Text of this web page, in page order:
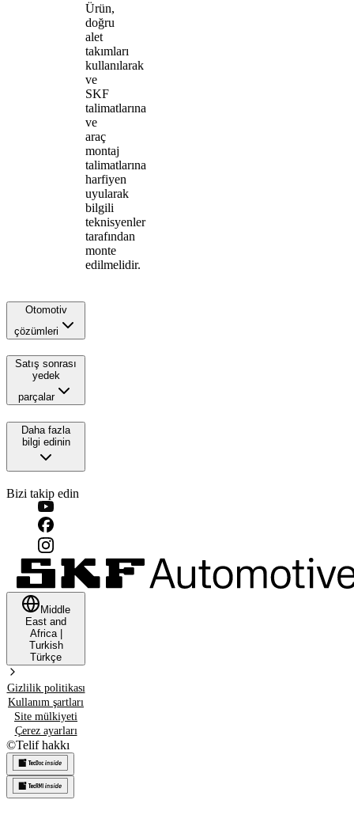
Ürün,
doğru
alet
takımları
kullanılarak
ve
SKF
talimatlarına
ve
araç
montaj
talimatlarına
harfiyen
uyularak
bilgili
teknisyenler
tarafından
monte
edilmelidir.
Otomotiv
çözümleri
Satış sonrası
yedek
parçalar
Daha fazla
bilgi edinin
Bizi takip edin
Middle
East and
Africa|
Turkish
Türkçe
Gizlilik politikası
Kullanım şartları
Site mülkiyeti
Çerez ayarları
©Telif hakkı